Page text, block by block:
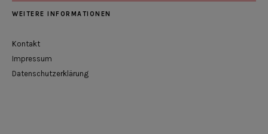
WEITERE INFORMATIONEN
Kontakt
Impressum
Datenschutzerklärung